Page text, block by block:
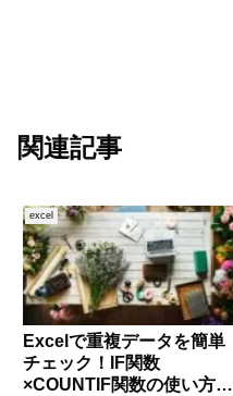
関連記事
excel
Excelで重複データを簡単
チェック！IF関数
×COUNTIF関数の使い方を